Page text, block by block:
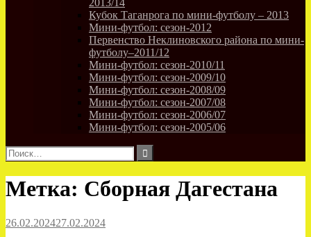
Кубок Таганрога по мини-футболу – 2013
Мини-футбол: сезон-2012
Первенство Неклиновского района по мини-
футболу–2011/12
Мини-футбол: сезон-2010/11
Мини-футбол: сезон-2009/10
Мини-футбол: сезон-2008/09
Мини-футбол: сезон-2007/08
Мини-футбол: сезон-2006/07
Мини-футбол: сезон-2005/06
Найти:
Метка: Сборная Дагестана
26.02.202427.02.2024